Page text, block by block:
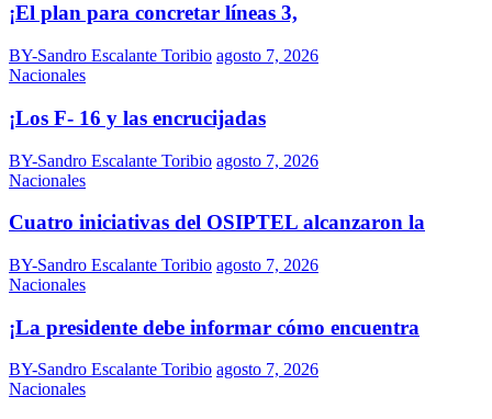
¡El plan para concretar líneas 3,
BY-Sandro Escalante Toribio agosto 7, 2026
Nacionales
¡Los F- 16 y las encrucijadas
BY-Sandro Escalante Toribio agosto 7, 2026
Nacionales
Cuatro iniciativas del OSIPTEL alcanzaron la
BY-Sandro Escalante Toribio agosto 7, 2026
Nacionales
¡La presidente debe informar cómo encuentra
BY-Sandro Escalante Toribio agosto 7, 2026
Nacionales